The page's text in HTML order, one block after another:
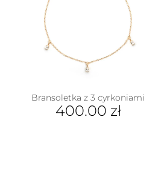
Bransoletka z 3 cyrkoniami
400.00 zł